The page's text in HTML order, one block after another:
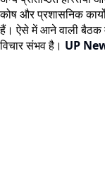
कोष और प्रशासनिक
हैं। ऐसे में आने वाली बैठक में
विचार संभव है। UP